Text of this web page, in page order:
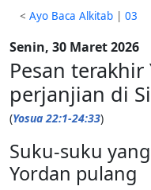
<Ayo Baca Alkitab |03
Senin, 30 Maret 2026
Pesan
perjanjian di
(Yosua 22:1-24:33)
Suku-suku
Yordan pulang